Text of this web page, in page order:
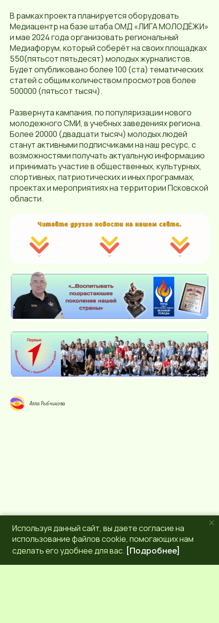
В рамках проекта планируется оборудовать
Медиацентр на базе штаба ОМД «ЛИГА МОЛОДЁЖИ»
и мае 2024 года организовать региональный
Медиафорум, который соберёт на своих площадках
550(пятьсот пятьдесят) молодых журналистов.
Будет опубликовано более 100 (ста) тематических
статей с общим количеством просмотров более
500000 (пятьсот тысяч).
Развернута кампания, по популяризации нового
молодежного СМИ, в учебных заведениях региона.
Более 20000 (двадцати тысяч) молодых людей
станут активными подписчиками на наш ресурс, с
возможностями получать актуальную информацию
и принимать участие в общественных, культурных,
спортивных, патриотических и иных программах,
проектах и мероприятиях на территории Псковской
области.
Алла Рыбникова
Используя данный сайт, вы даете согласие на
использование файлов cookie, помогающих нам
сделать его удобнее для вас. [Подробнее]